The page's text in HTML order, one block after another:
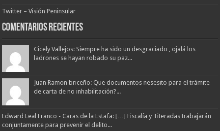
Twitter – Visión Peninsular
Comentarios Recientes
Cicely Vallejos: Siempre ha sido un desgraciado , ojalá los
ladrones se hayan robado su paz...
Juan Ramon briceño: Que documentos nesesito para el trámite
de carta de no inhabilitación?...
Edward Leal Franco - Caras de la Estafa: […] Fiscalía y Titeradas trabajarán
conjuntamente para prevenir el delito...